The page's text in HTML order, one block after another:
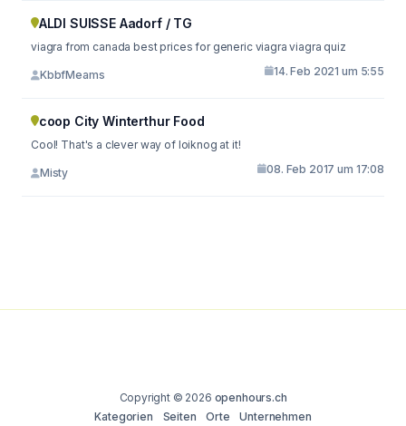
ALDI SUISSE Aadorf / TG
viagra from canada best prices for generic viagra viagra quiz
KbbfMeams 14. Feb 2021 um 5:55
coop City Winterthur Food
Cool! That's a clever way of loiknog at it!
Misty 08. Feb 2017 um 17:08
Copyright © 2026 openhours.ch
Kategorien
Seiten Orte
Unternehmen